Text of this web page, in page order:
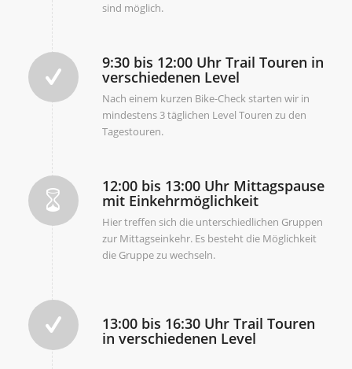
sind möglich.
9:30 bis 12:00 Uhr Trail Touren in
verschiedenen Level
Nach einem kurzen Bike-Check starten wir in
mindestens 3 täglichen Level Touren zu den
Tagestouren.
12:00 bis 13:00 Uhr Mittagspause
mit Einkehrmöglichkeit
Hier treffen sich die unterschiedlichen Gruppen
zur Mittagseinkehr. Es besteht die Möglichkeit
die Gruppe zu wechseln.
13:00 bis 16:30 Uhr Trail Touren
in verschiedenen Level